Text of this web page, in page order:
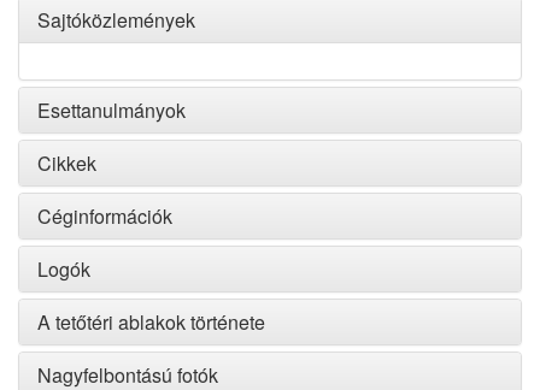
Sajtóközlemények
Esettanulmányok
Cikkek
Céginformációk
Logók
A tetőtéri ablakok története
Nagyfelbontású fotók